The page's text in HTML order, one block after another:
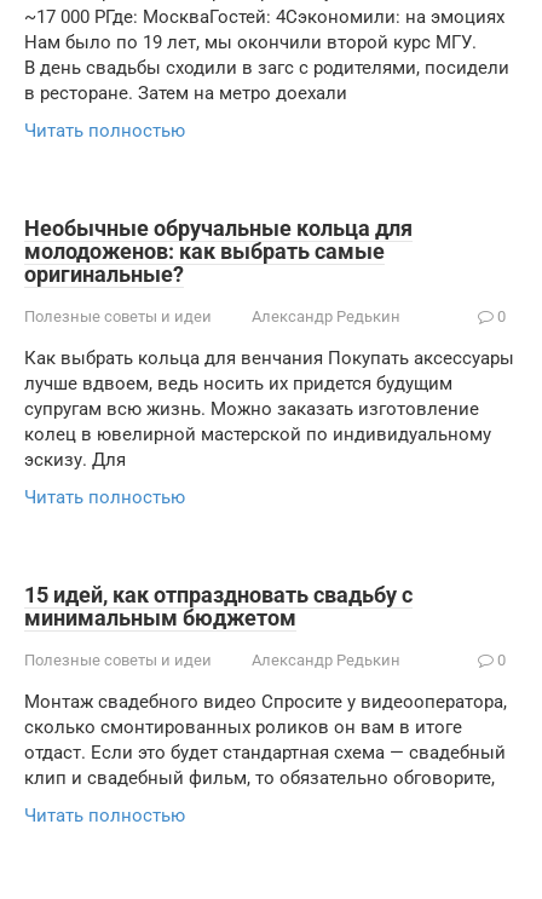
~17 000 РГде: МоскваГостей: 4Сэкономили: на эмоциях
Нам было по 19 лет, мы окончили второй курс МГУ.
В день свадьбы сходили в загс с родителями, посидели
в ресторане. Затем на метро доехали
Читать полностью
Необычные обручальные кольца для
молодоженов: как выбрать самые
оригинальные?
Полезные советы и идеи Александр Редькин 0
Как выбрать кольца для венчания Покупать аксессуары
лучше вдвоем, ведь носить их придется будущим
супругам всю жизнь. Можно заказать изготовление
колец в ювелирной мастерской по индивидуальному
эскизу. Для
Читать полностью
15 идей, как отпраздновать свадьбу с
минимальным бюджетом
Полезные советы и идеи Александр Редькин 0
Монтаж свадебного видео Спросите у видеооператора,
сколько смонтированных роликов он вам в итоге
отдаст. Если это будет стандартная схема — свадебный
клип и свадебный фильм, то обязательно обговорите,
Читать полностью